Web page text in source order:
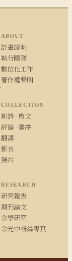
ABOUT
計畫說明
執行團隊
數位化工作
著作權聲明
COLLECTION
新詩 · 散文
評論 · 書序
翻譯
影音
照片
RESEARCH
研究報告
期刊論文
余學研究
余光中粉絲專頁